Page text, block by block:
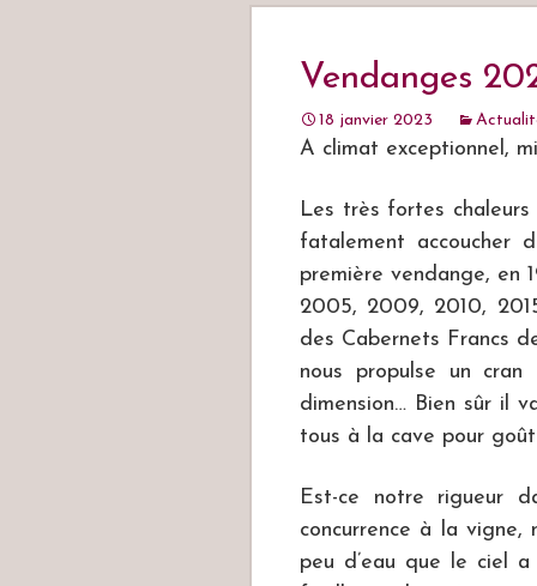
Vendanges
18 janvier 2023
A climat exceptionnel,
Les très fortes
fatalement accoucher
première vendange, en
2005, 2009, 2010,
des Cabernets Francs
nous propulse un
dimension… Bien sûr il
tous à la cave pour
Est-ce notre rigueur
concurrence à la
peu d’eau que le ciel